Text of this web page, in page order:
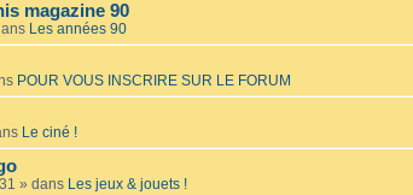
magazine 90
Les années 90
POUR VOUS INSCRIRE SUR LE FORUM
Le ciné !
» dans Les jeux & jouets !